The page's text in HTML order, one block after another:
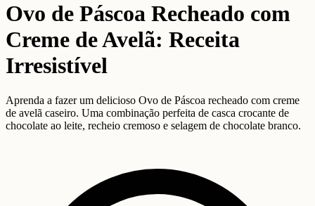
Ovo de Páscoa Recheado com
Creme de Avelã: Receita
Irresistível
Aprenda a fazer um delicioso Ovo de Páscoa recheado com creme
de avelã caseiro. Uma combinação perfeita de casca crocante de
chocolate ao leite, recheio cremoso e selagem de chocolate branco.